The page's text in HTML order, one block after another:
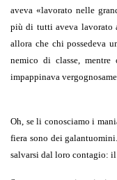
aveva «lavorato nelle
più di tutti aveva lavorato
allora che chi possedeva
nemico di classe,
impappinava
Oh, se li conosciamo i
fiera sono dei
salvarsi dal loro contagio: